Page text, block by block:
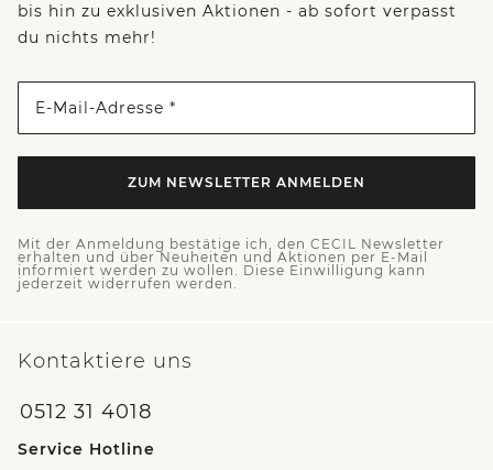
bis hin zu exklusiven Aktionen - ab sofort verpasst
du nichts mehr!
E-Mail-Adresse *
ZUM NEWSLETTER ANMELDEN
Mit der Anmeldung bestätige ich, den CECIL Newsletter
erhalten und über Neuheiten und Aktionen per E-Mail
informiert werden zu wollen. Diese Einwilligung kann
jederzeit widerrufen werden.
Kontaktiere uns
0512 31 4018
Service Hotline